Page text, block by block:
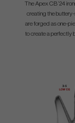
The Apex CB ’24
creating the
are forged as one-
to create a perfectly